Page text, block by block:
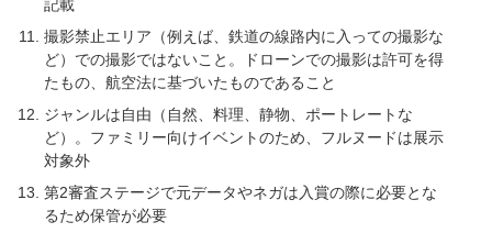
記載
撮影禁止エリア（例えば、鉄道の線路内に入っての撮影な
ど）での撮影ではないこと。ドローンでの撮影は許可を得
たもの、航空法に基づいたものであること
ジャンルは自由（自然、料理、静物、ポートレートな
ど）。ファミリー向けイベントのため、フルヌードは展示
対象外
第2審査ステージで元データやネガは入賞の際に必要とな
るため保管が必要